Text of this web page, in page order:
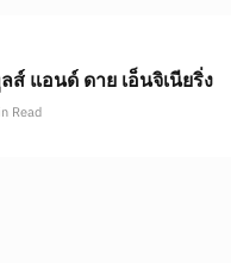
แอนด์ ดาย เอ็นจิเนียริ่ง
Read